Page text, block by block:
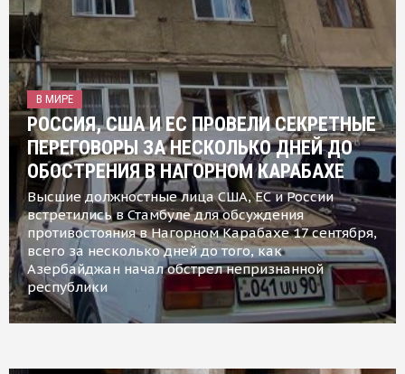
В МИРЕ
РОССИЯ, США И ЕС ПРОВЕЛИ СЕКРЕТНЫЕ
ПЕРЕГОВОРЫ ЗА НЕСКОЛЬКО ДНЕЙ ДО
ОБОСТРЕНИЯ В НАГОРНОМ КАРАБАХЕ
Высшие должностные лица США, ЕС и России
встретились в Стамбуле для обсуждения
противостояния в Нагорном Карабахе 17 сентября,
всего за несколько дней до того, как
Азербайджан начал обстрел непризнанной
республики